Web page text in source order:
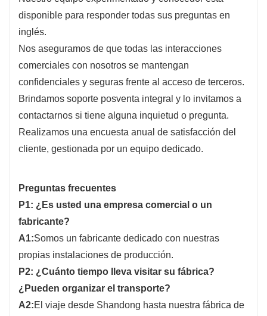
disponible para responder todas sus preguntas en
inglés.
Nos aseguramos de que todas las interacciones
comerciales con nosotros se mantengan
confidenciales y seguras frente al acceso de terceros.
Brindamos soporte posventa integral y lo invitamos a
contactarnos si tiene alguna inquietud o pregunta.
Realizamos una encuesta anual de satisfacción del
cliente, gestionada por un equipo dedicado.
Preguntas frecuentes
P1: ¿Es usted una empresa comercial o un
fabricante?
A1:Somos un fabricante dedicado con nuestras
propias instalaciones de producción.
P2: ¿Cuánto tiempo lleva visitar su fábrica?
¿Pueden organizar el transporte?
A2:El viaje desde Shandong hasta nuestra fábrica de